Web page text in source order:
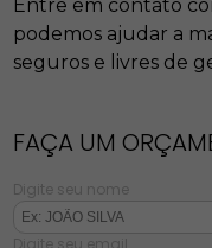
Entre em contato
podemos ajudar a
seguros e livres de
FAÇA UM
Digite seu nome
Digite seu email